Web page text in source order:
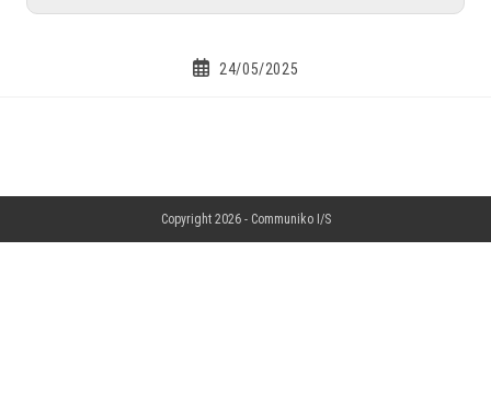
24/05/2025
Copyright 2026 - Communiko I/S